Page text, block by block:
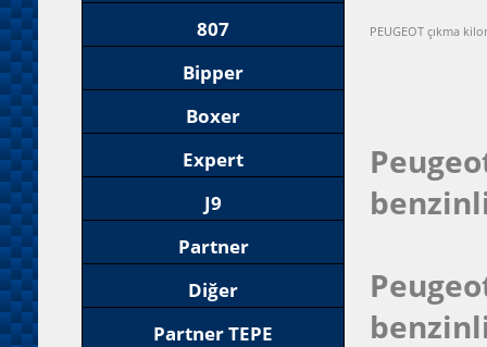
807
Bipper
Boxer
Expert
J9
Partner
Diğer
Partner TEPE
PEUGEOT çıkma